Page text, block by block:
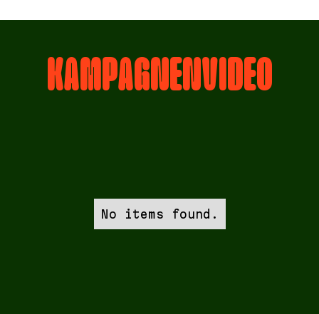
KAMPAGNENVIDEO
No items found.